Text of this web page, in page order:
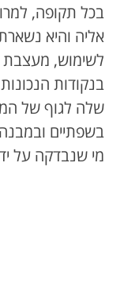
בכל תקופה,
אליה והיא
לשימוש, מעצבת
בנקודות
שלה לגוף של
בשפתיים
מי שנבדקה על